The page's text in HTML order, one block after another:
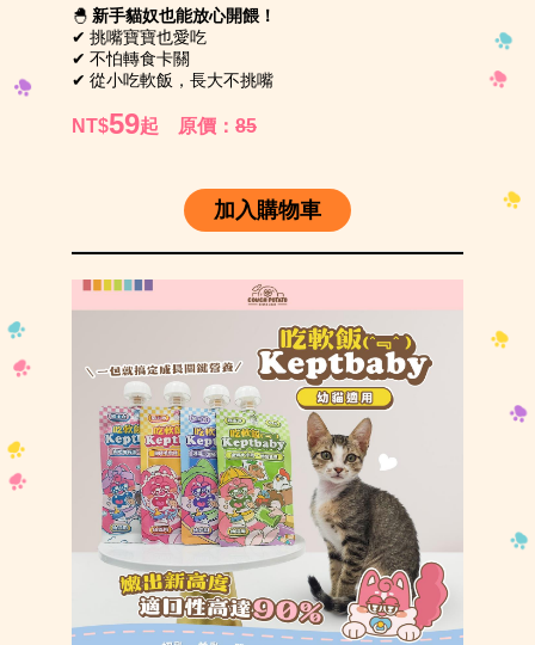
🐣 新手貓奴也能放心開餵！
✔ 挑嘴寶寶也愛吃
✔ 不怕轉食卡關
✔ 從小吃軟飯，長大不挑嘴
NT$59起 原價： 85
加入購物車